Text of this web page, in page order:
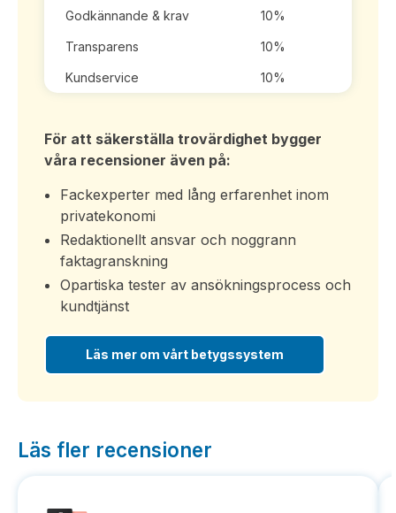
Godkännande & krav 10%
Transparens 10%
Kundservice 10%
För att säkerställa trovärdighet bygger
våra recensioner även på:
Fackexperter med lång erfarenhet inom
privatekonomi
Redaktionellt ansvar och noggrann
faktagranskning
Opartiska tester av ansökningsprocess och
kundtjänst
Läs mer om vårt betygssystem
Läs fler recensioner